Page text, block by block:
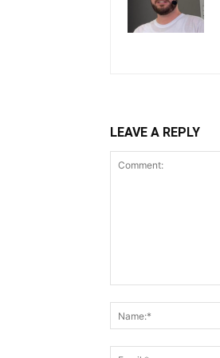
LEAVE A REPLY